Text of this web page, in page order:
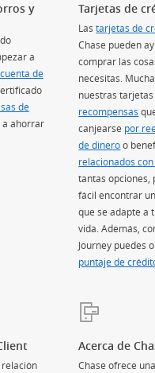
y
a
de
de
a ahorrar
Tarjetas de
Lastarjetas de
Chase pueden
comprar las
necesitas.
nuestras
recompensas
canjearse por
de dinero(Se
o
relacionados
tantas opciones,
fácil encontrar
que se adapte a
vida. Además,
Journey puedes
puntaje de
Acerca de
Chase ofrece